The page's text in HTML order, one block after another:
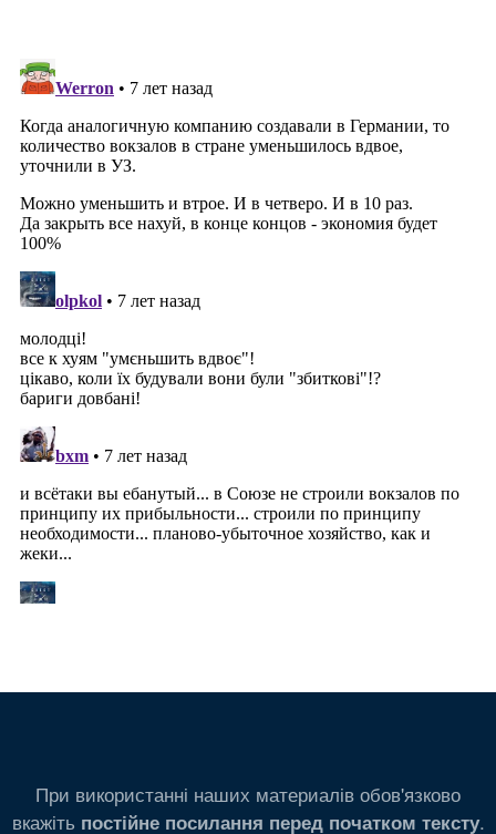
При використанні наших материалів обов'язково
вкажіть постійне посилання перед початком тексту.